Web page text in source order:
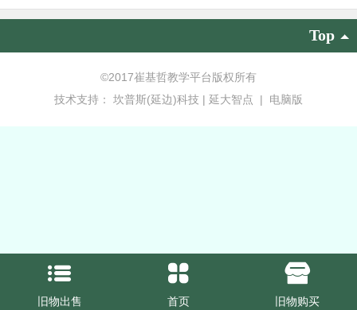
Top
©2017崔基哲教学平台版权所有
技术支持： 坎普斯(延边)科技 | 延大智点 | 电脑版
旧物出售 首页 旧物购买